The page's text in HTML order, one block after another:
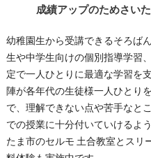
成績アップのためさい
幼稚園生から受講できるそろば
生や中学生向けの個別指導学習
定で一人ひとりに最適な学習を
陣が各年代の生徒様一人ひとり
で、理解できない点や苦手なと
での授業に十分付いていけるよ
たま市のセルモ 土合教室とスリ